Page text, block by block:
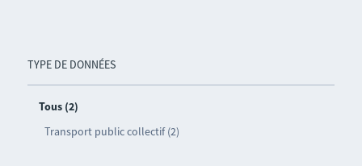
TYPE DE DONNÉES
Tous (2)
Transport public collectif (2)